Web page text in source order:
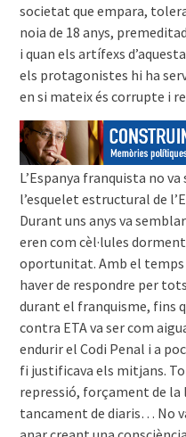
societat que empara,
noia de 18 anys,
i quan els artífexs
els protagonistes hi ha
en si mateix és corrupte i
L’Espanya franquista no
l’esquelet estructural de
Durant uns anys va
eren com cèl·lules
oportunitat. Amb el temps
haver de respondre per
durant el franquisme, fins
contra ETA va ser com
endurir el Codi Penal i a
fi justificava els mitjans.
repressió, forçament de
tancament de diaris… No